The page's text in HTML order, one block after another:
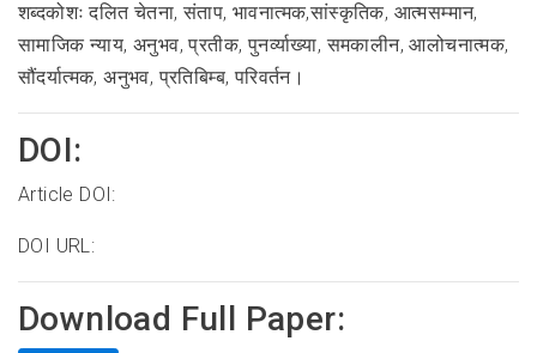
शब्दकोशः दलित चेतना, संताप, भावनात्मक,सांस्कृतिक, आत्मसम्मान,
सामाजिक न्याय, अनुभव, प्रतीक, पुनर्व्याख्या, समकालीन, आलोचनात्मक,
सौंदर्यात्मक, अनुभव, प्रतिबिम्ब, परिवर्तन।
DOI:
Article DOI:
DOI URL:
Download Full Paper: